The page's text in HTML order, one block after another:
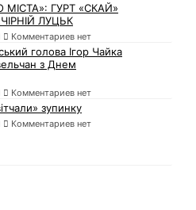
МІСТА»: ГУРТ «СКАЙ»
ЛУЦЬК
Комментариев нет
голова Ігор Чайка
з Днем
Комментариев нет
зупинку
Комментариев нет